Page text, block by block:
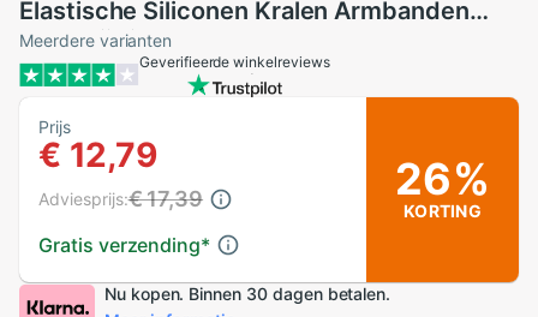
Elastische Siliconen Kralen Armbanden
Baby Bijtring
Meerdere varianten
Geverifieerde winkelreviews
Prijs
€ 12,79
Gratis verzending*
Adviesprijs:€ 17,39 26%
KORTING
Nu kopen. Binnen 30 dagen betalen.